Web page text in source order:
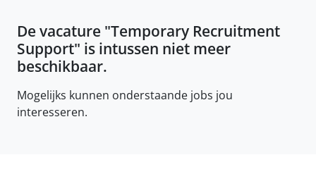
De vacature "Temporary Recruitment
Support" is intussen niet meer
beschikbaar.
Mogelijks kunnen onderstaande jobs jou
interesseren.